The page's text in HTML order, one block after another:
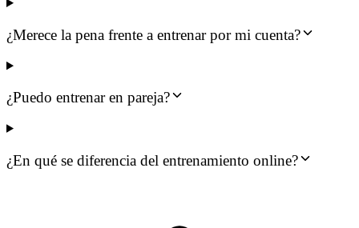
¿Merece la pena frente a entrenar por mi cuenta?
¿Puedo entrenar en pareja?
¿En qué se diferencia del entrenamiento online?